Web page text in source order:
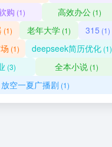
购 (1) 高效办公 (1)
(1) 老年大学(1) 315 (1)
(1) deepseek简历优化(1)
(3) 全本小说 (1)
放空一夏广播剧 (1)